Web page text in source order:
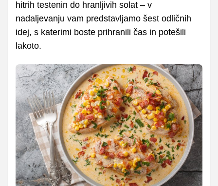
hitrih testenin do hranljivih solat – v
nadaljevanju vam predstavljamo šest odličnih
idej, s katerimi boste prihranili čas in potešili
lakoto.